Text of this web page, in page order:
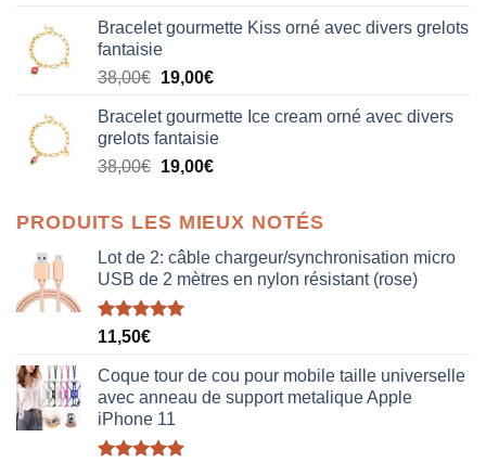
initial
était :
38,00€.
actuel
19,00€.
Bracelet gourmette Kiss orné avec divers grelots
fantaisie
38,00€ Le
initial
était :
38,00€.
19,00€Le
actuel
est :
19,00€.
Bracelet gourmette Ice cream orné avec divers
grelots fantaisie
38,00€ Le
était :
38,00€.
19,00€Le
est :
19,00€.
PRODUITS LES MIEUX NOTÉS
Lot de 2: câble chargeur/synchronisation micro
USB de 2 mètres en nylon résistant (rose)
Note5.00
11,50€
Coque tour de cou pour mobile taille universelle
avec anneau de support metalique Apple
iPhone 11